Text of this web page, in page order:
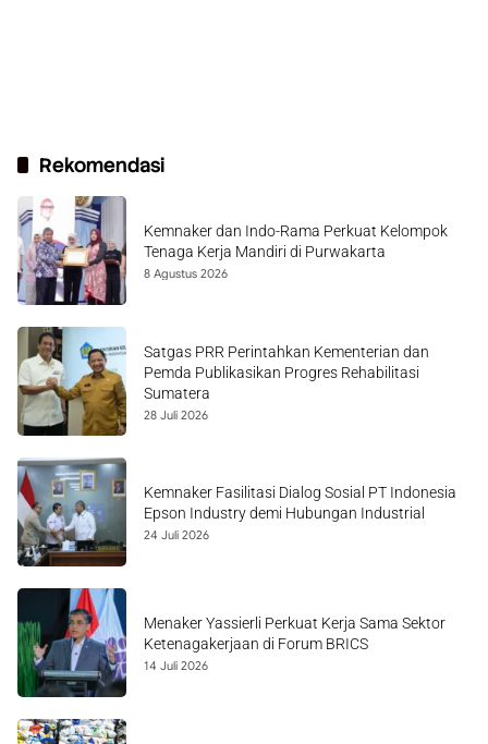
Rekomendasi
Kemnaker dan Indo-Rama Perkuat Kelompok
Tenaga Kerja Mandiri di Purwakarta
8 Agustus 2026
Satgas PRR Perintahkan Kementerian dan
Pemda Publikasikan Progres Rehabilitasi
Sumatera
28 Juli 2026
Kemnaker Fasilitasi Dialog Sosial PT Indonesia
Epson Industry demi Hubungan Industrial
24 Juli 2026
Menaker Yassierli Perkuat Kerja Sama Sektor
Ketenagakerjaan di Forum BRICS
14 Juli 2026